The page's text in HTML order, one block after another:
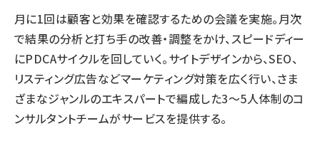
月に1回は顧客と効果を確認するための会議を実施。月次
で結果の分析と打ち手の改善・調整をかけ、スピードディー
にPDCAサイクルを回していく。サイトデザインから、SEO、
リスティング広告などマーケティング対策を広く行い、さま
ざまなジャンルのエキスパートで編成した3～5人体制のコ
ンサルタントチームがサービスを提供する。